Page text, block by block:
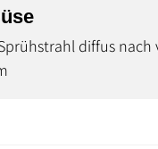
diffus nach